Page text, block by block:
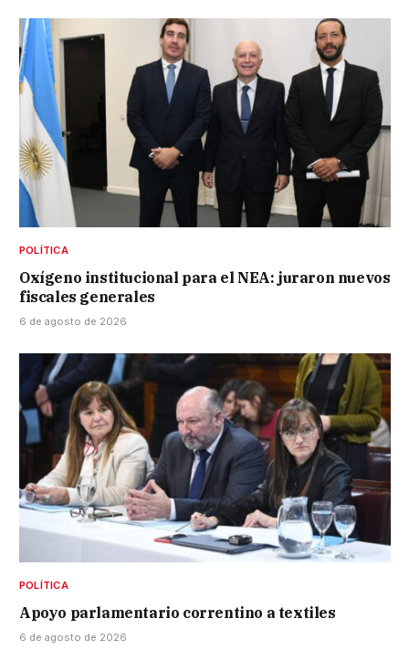
POLÍTICA
Oxígeno institucional para el NEA: juraron nuevos
fiscales generales
6 de agosto de 2026
POLÍTICA
Apoyo parlamentario correntino a textiles
6 de agosto de 2026